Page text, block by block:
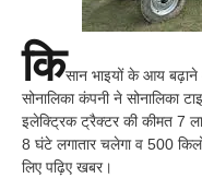
किसान भाइयों के आय
सोनालिका कंपनी ने सोनालिका
इलेक्ट्रिक ट्रैक्टर की कीमत 7
8 घंटे लगातार चलेगा व 500
लिए पढ़िए खबर।